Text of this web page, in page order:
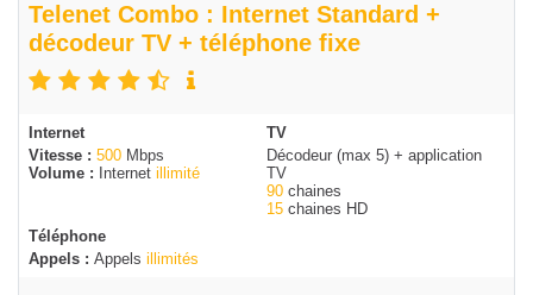
Telenet Combo : Internet Standard +
décodeur TV + téléphone fixe
Internet
Vitesse : 500 Mbps
Volume :
Internet illimité
TV
Décodeur (max 5) + application
TV
90 chaines
15 chaines HD
Téléphone
Appels : Appels illimités